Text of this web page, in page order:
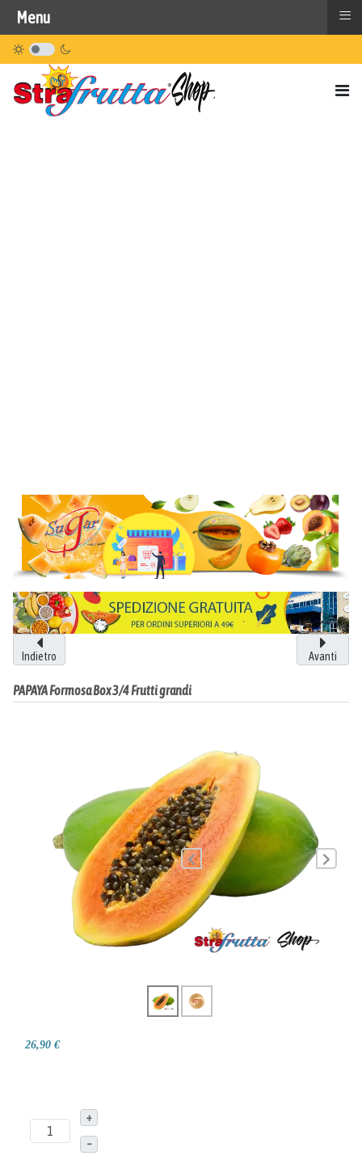
Indietro Avanti
PAPAYA Formosa Box 3/4 Frutti grandi
26,90 €
+
–
Menu ≡